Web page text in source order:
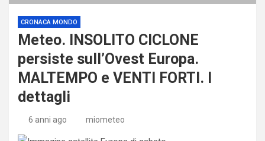
CRONACA MONDO
Meteo. INSOLITO CICLONE
persiste sull’Ovest Europa.
MALTEMPO e VENTI FORTI. I
dettagli
6 anni ago miometeo